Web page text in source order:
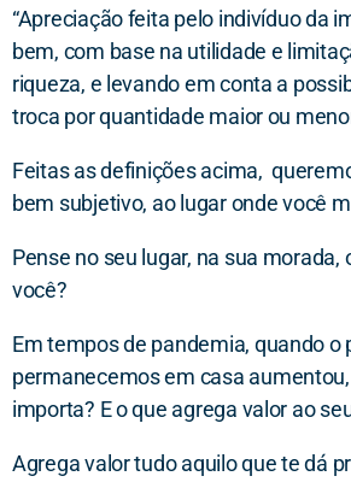
“Apreciação feita pelo indivíduo da
bem, com base na utilidade e
riqueza, e levando em conta a
troca por quantidade maior ou
Feitas as definições acima,
bem subjetivo, ao lugar onde você
Pense no seu lugar, na sua morada,
você?
Em tempos de pandemia, quando o
permanecemos em casa
importa? E o que agrega valor ao
Agrega valor tudo aquilo que te dá